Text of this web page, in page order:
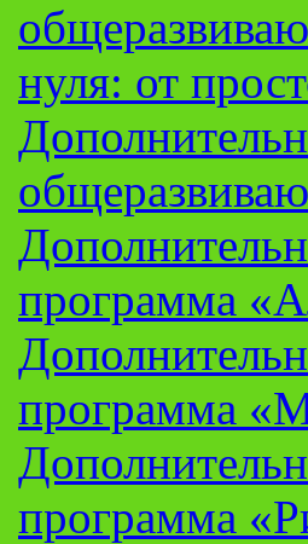
нуля: от
программа
программа
программа